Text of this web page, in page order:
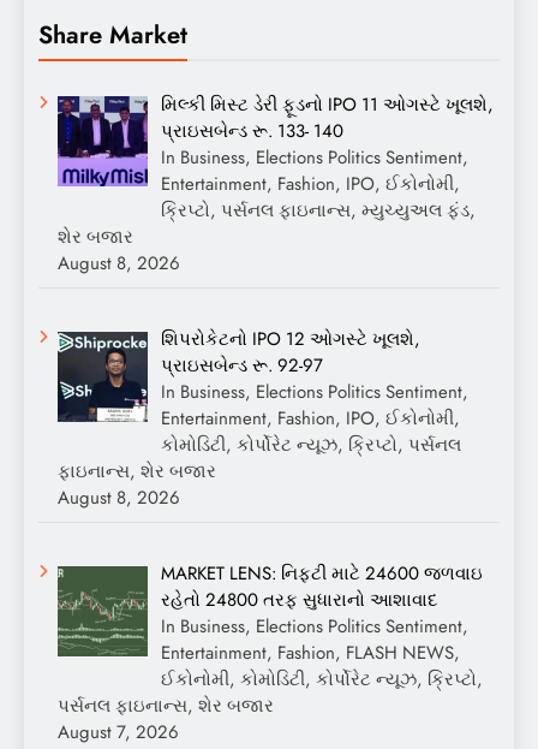
Share Market
મિલ્કી મિસ્ટ ડેરી ફૂડનો IPO 11 ઓગસ્ટે ખૂલશે,
પ્રાઇસબેન્ડ રૂ. 133- 140
In Business, Elections Politics Sentiment,
Entertainment, Fashion, IPO, ઈકોનોમી,
ક્રિપ્ટો, પર્સનલ ફાઇનાન્સ, મ્યુચ્યુઅલ ફંડ,
શેર બજાર
August 8, 2026
શિપરોકેટનો IPO 12 ઓગસ્ટે ખૂલશે,
પ્રાઇસબેન્ડ રૂ. 92-97
In Business, Elections Politics Sentiment,
Entertainment, Fashion, IPO, ઈકોનોમી,
કોમોડિટી, કોર્પોરેટ ન્યૂઝ, ક્રિપ્ટો, પર્સનલ
ફાઇનાન્સ, શેર બજાર
August 8, 2026
MARKET LENS: નિફ્ટી માટે 24600 જળવાઇ
રહેતો 24800 તરફ સુધારાનો આશાવાદ
In Business, Elections Politics Sentiment,
Entertainment, Fashion, FLASH NEWS,
ઈકોનોમી, કોમોડિટી, કોર્પોરેટ ન્યૂઝ, ક્રિપ્ટો,
પર્સનલ ફાઇનાન્સ, શેર બજાર
August 7, 2026